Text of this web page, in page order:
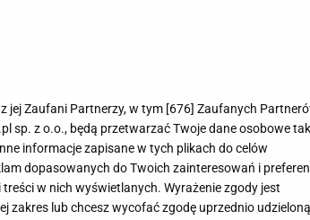
jej Zaufani Partnerzy, w tym [676] Zaufanych
sp. z o.o., będą przetwarzać Twoje dane osobowe
informacje zapisane w tych plikach do celów
dopasowanych do Twoich zainteresowań i
w nich wyświetlanych. Wyrażenie zgody jest
zakres lub chcesz wycofać zgodę uprzednio udzieloną